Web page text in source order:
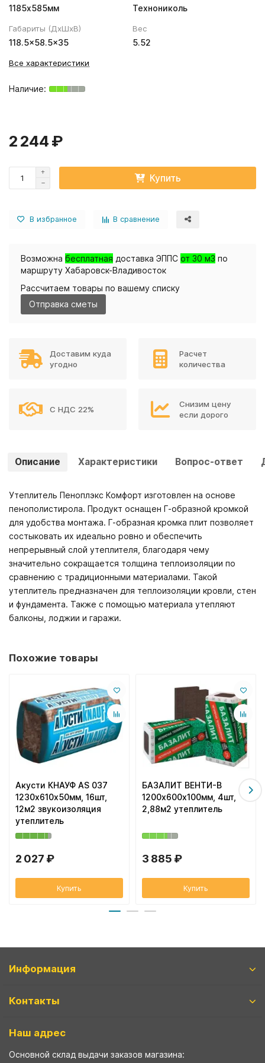
1185х585мм Технониколь
Габариты (ДхШхВ)
118.5×58.5×35
Вес
5.52
Все характеристики
2 244 ₽
Купить
В избранное В сравнение
Возможна бесплатная доставка ЭППС от 30 м3 по
маршруту Хабаровск-Владивосток
Рассчитаем товары по вашему списку
Отправка сметы
Доставим куда
угодно
Расчет
количества
С НДС 22%
Снизим цену
если дорого
Описание Характеристики Вопрос-ответ
Утеплитель Пеноплэкс Комфорт изготовлен на основе
пенополистирола. Продукт оснащен Г-образной кромкой
для удобства монтажа. Г-образная кромка плит позволяет
состыковать их идеально ровно и обеспечить
непрерывный слой утеплителя, благодаря чему
значительно сокращается толщина теплоизоляции по
сравнению с традиционными материалами. Такой
утеплитель предназначен для теплоизоляции кровли, стен
и фундамента. Также с помощью материала утепляют
балконы, лоджии и гаражи.
Похожие товары
Акусти КНАУФ AS 037
1230х610х50мм, 16шт,
12м2 звукоизоляция
утеплитель
2 027 ₽
Купить
БАЗАЛИТ ВЕНТИ-В
1200х600х100мм, 4шт,
2,88м2 утеплитель
3 885 ₽
Купить
Информация
Контакты
Наш адрес
Основной склад выдачи заказов магазина: